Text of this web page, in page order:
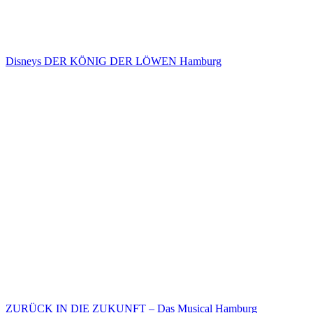
Disneys DER KÖNIG DER LÖWEN Hamburg
ZURÜCK IN DIE ZUKUNFT – Das Musical Hamburg